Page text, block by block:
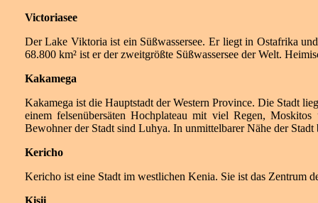
Victoriasee
Der Lake Viktoria ist ein Süßwassersee. Er liegt in Ostafrika
68.800 km² ist er der zweitgrößte Süßwassersee der Welt.
Kakamega
Kakamega ist die Hauptstadt der Western Province. Die Stadt
einem felsenübersäten Hochplateau mit viel Regen,
Bewohner der Stadt sind Luhya. In unmittelbarer Nähe der
Kericho
Kericho ist eine Stadt im westlichen Kenia. Sie ist das Zentrum
Kisii